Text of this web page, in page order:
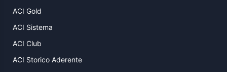
ACI Gold
ACI Sistema
ACI Club
ACI Storico Aderente